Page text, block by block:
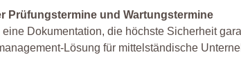
Prüfungstermine und Wartungstermine
Dokumentation, die höchste Sicherheit
Lösung für mittelständische